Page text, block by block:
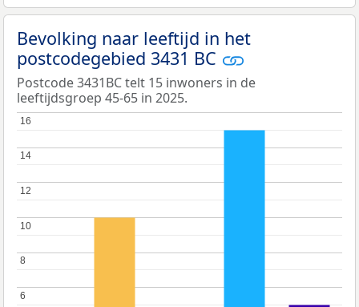
Bevolking naar leeftijd in het
postcodegebied 3431 BC
Postcode 3431BC telt 15 inwoners in de
leeftijdsgroep 45-65 in 2025.
6
6
8
8
10
10
12
12
14
14
16
16